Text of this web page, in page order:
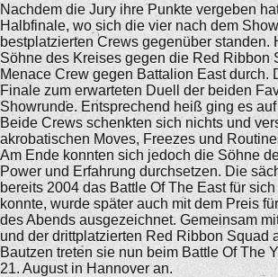
Nachdem die Jury ihre Punkte vergeben
Halbfinale, wo sich die vier nach dem
bestplatzierten Crews gegenüber standen.
Söhne des Kreises gegen die Red Ribbon
Menace Crew gegen Battalion East durch.
Finale zum erwarteten Duell der beiden
Showrunde. Entsprechend heiß ging es auf
Beide Crews schenkten sich nichts und
akrobatischen Moves, Freezes und
Am Ende konnten sich jedoch die Söhne
Power und Erfahrung durchsetzen. Die
bereits 2004 das Battle Of The East für
konnte, wurde später auch mit dem Preis
des Abends ausgezeichnet. Gemeinsam
und der drittplatzierten Red Ribbon Squad
Bautzen treten sie nun beim Battle Of The
21. August in Hannover an.